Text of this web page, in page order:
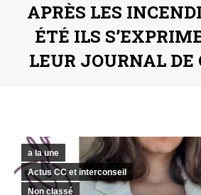
APRÈS LES
ÉTÉ ILS
LEUR JOURNAL DE
a la une
Actus CC et interconseil
Non classé